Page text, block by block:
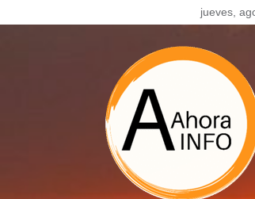
to
jueves,